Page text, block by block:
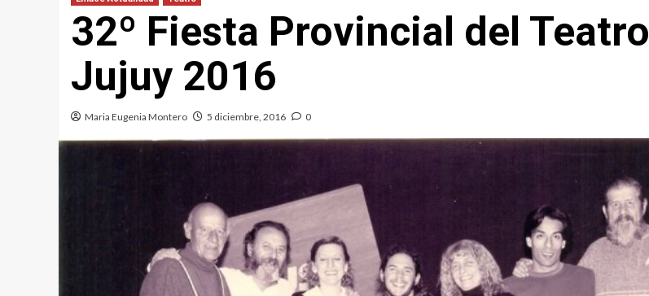
32º Fiesta Provincial del Teatro
Jujuy 2016
Maria Eugenia Montero 5 diciembre, 2016 0